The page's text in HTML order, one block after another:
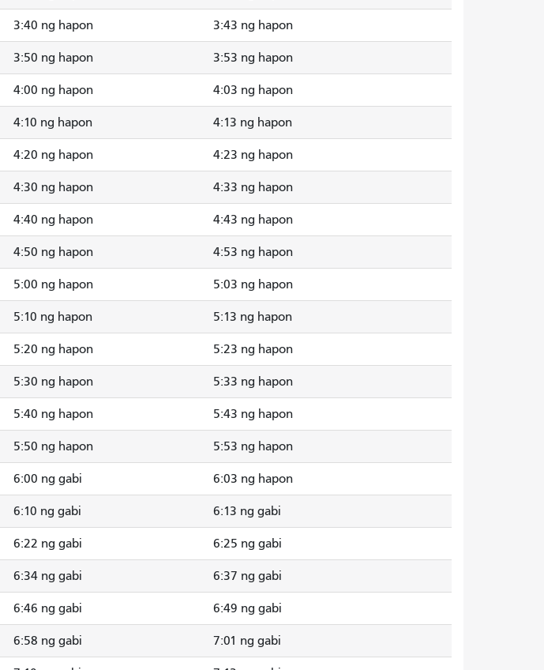
3:40 ng hapon 3:43 ng hapon
3:50 ng hapon 3:53 ng hapon
4:00 ng hapon 4:03 ng hapon
4:10 ng hapon 4:13 ng hapon
4:20 ng hapon 4:23 ng hapon
4:30 ng hapon 4:33 ng hapon
4:40 ng hapon 4:43 ng hapon
4:50 ng hapon 4:53 ng hapon
5:00 ng hapon 5:03 ng hapon
5:10 ng hapon 5:13 ng hapon
5:20 ng hapon 5:23 ng hapon
5:30 ng hapon 5:33 ng hapon
5:40 ng hapon 5:43 ng hapon
5:50 ng hapon 5:53 ng hapon
6:00 ng gabi 6:03 ng hapon
6:10 ng gabi 6:13 ng gabi
6:22 ng gabi 6:25 ng gabi
6:34 ng gabi 6:37 ng gabi
6:46 ng gabi 6:49 ng gabi
6:58 ng gabi 7:01 ng gabi